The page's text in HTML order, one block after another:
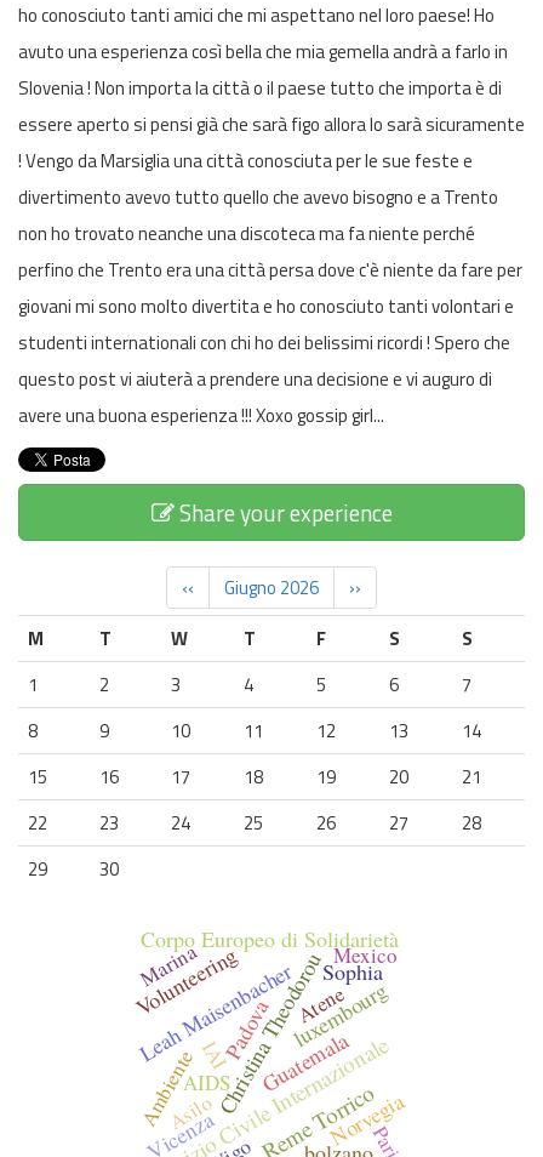
ho conosciuto tanti amici che mi aspettano nel loro paese! Ho
avuto una esperienza così bella che mia gemella andrà a farlo in
Slovenia ! Non importa la città o il paese tutto che importa è di
essere aperto si pensi già che sarà figo allora lo sarà sicuramente
! Vengo da Marsiglia una città conosciuta per le sue feste e
divertimento avevo tutto quello che avevo bisogno e a Trento
non ho trovato neanche una discoteca ma fa niente perché
perfino che Trento era una città persa dove c'è niente da fare per
giovani mi sono molto divertita e ho conosciuto tanti volontari e
studenti internationali con chi ho dei belissimi ricordi ! Spero che
questo post vi aiuterà a prendere una decisione e vi auguro di
avere una buona esperienza !!! Xoxo gossip girl...
Share your experience
‹‹ Giugno 2026
››
M
T W T F S
S
1
2 3 4 5 6
7
8
9 10 11 12 13
14
15
16 17 18 19 20
21
22
23 24 25 26 27
28
29
30
Reme Torrico
Servizio Civile Internazionale
Christina Theodorou
Corpo Europeo di Solidarietà
Guatemala
Leah Maisenbacherluxembourg
Norvegia
Padova
Sophia
Vicenza
Volunteering
AIDS
Ambiente
Asilo
Atene
IAI
Marina Mexico